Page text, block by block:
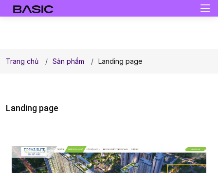
Trang chủ Sản phẩm Landing page
Landing page